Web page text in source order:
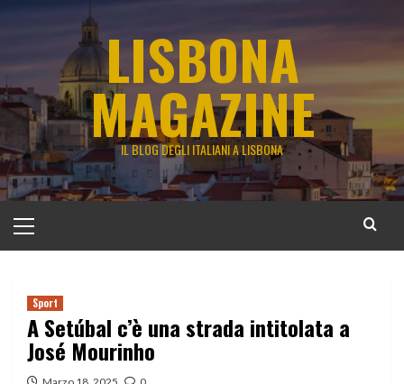
LISBONA
MAGAZINE
IL BLOG DEGLI ITALIANI A LISBONA
principale
Sport
A Setúbal c’è una strada intitolata a
José Mourinho